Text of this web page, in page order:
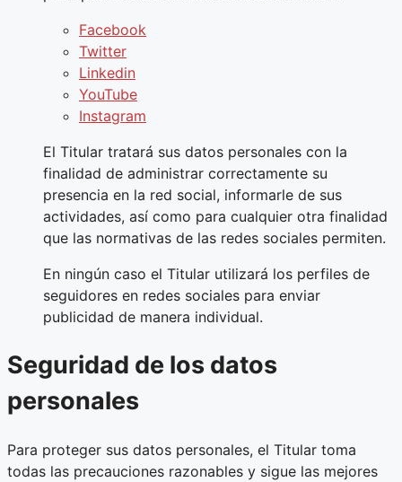
Facebook
Twitter
Linkedin
YouTube
Instagram
El Titular tratará sus datos personales con la
finalidad de administrar correctamente su
presencia en la red social, informarle de sus
actividades, así como para cualquier otra finalidad
que las normativas de las redes sociales permiten.
En ningún caso el Titular utilizará los perfiles de
seguidores en redes sociales para enviar
publicidad de manera individual.
Seguridad de los datos
personales
Para proteger sus datos personales, el Titular toma
todas las precauciones razonables y sigue las mejores